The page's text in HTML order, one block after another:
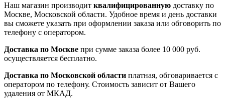
Наш магазин производит квалифицированную доставку по
Москве, Московской области. Удобное время и день доставки
вы сможете указать при оформлении заказа или обговорить по
телефону с оператором.
Доставка по Москве при сумме заказа более 10 000 руб.
осуществляется бесплатно.
Доставка по Московской области платная, обговаривается с
оператором по телефону. Стоимость зависит от Вашего
удаления от МКАД.